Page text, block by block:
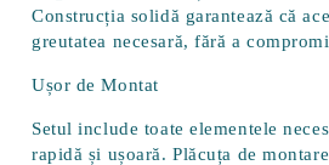
Construcția solidă garantează că
greutatea necesară, fără a
Ușor de Montat
Setul include toate elementele
rapidă și ușoară. Plăcuța de